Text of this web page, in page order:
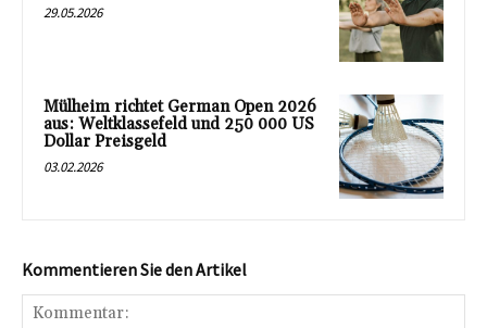
29.05.2026
Mülheim richtet German Open 2026
aus: Weltklassefeld und 250 000 US
Dollar Preisgeld
03.02.2026
Kommentieren Sie den Artikel